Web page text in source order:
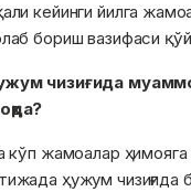
кейинги йилга
бориш вазифаси
чизиғида
кўп жамоалар
ҳужум чизиғида